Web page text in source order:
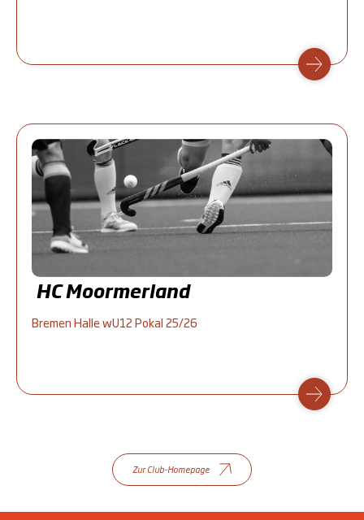
HC Moormerland
Bremen Halle wU12 Pokal 25/26
Zur Club-Homepage